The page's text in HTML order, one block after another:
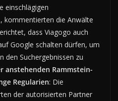
einschlägigen
kommentierten die Anwälte
dass Viagogo auch
Google schalten dürfen, um
den Suchergebnissen zu
anstehenden Rammstein-
Regularien: Die
der autorisierten Partner